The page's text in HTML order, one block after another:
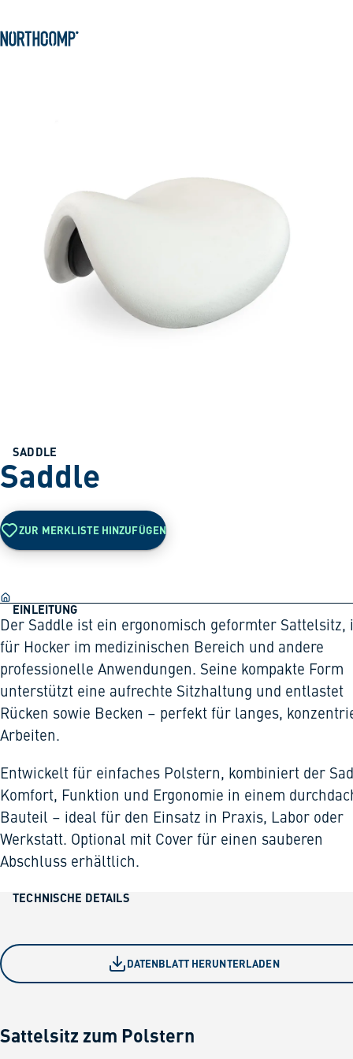
Zur Navigation springen
SADDLE
Saddle
ZUR MERKLISTE HINZUFÜGEN
EINLEITUNG
Der Saddle ist ein ergonomisch geformter Sattelsitz,
für Hocker im medizinischen Bereich und andere
professionelle Anwendungen. Seine kompakte Form
unterstützt eine aufrechte Sitzhaltung und entlastet
Rücken sowie Becken – perfekt für langes,
Arbeiten.
Entwickelt für einfaches Polstern, kombiniert der
Komfort, Funktion und Ergonomie in einem
Bauteil – ideal für den Einsatz in Praxis, Labor oder
Werkstatt. Optional mit Cover für einen sauberen
Abschluss erhältlich.
TECHNISCHE DETAILS
DATENBLATT HERUNTERLADEN
Sattelsitz zum Polstern